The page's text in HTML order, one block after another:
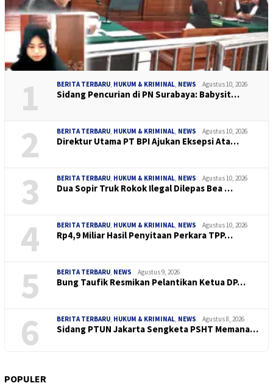
1 BERITA TERBARU, HUKUM & KRIMINAL, NEWS Agustus 10, 2026
Sidang Pencurian di PN Surabaya: Babysit…
2 BERITA TERBARU, HUKUM & KRIMINAL, NEWS Agustus 10, 2026
Direktur Utama PT BPI Ajukan Eksepsi Ata…
3 BERITA TERBARU, HUKUM & KRIMINAL, NEWS Agustus 10, 2026
Dua Sopir Truk Rokok Ilegal Dilepas Bea …
4 BERITA TERBARU, HUKUM & KRIMINAL, NEWS Agustus 10, 2026
Rp4,9 Miliar Hasil Penyitaan Perkara TPP…
5 BERITA TERBARU, NEWS Agustus 9, 2026
Bung Taufik Resmikan Pelantikan Ketua DP…
6 BERITA TERBARU, HUKUM & KRIMINAL, NEWS Agustus 8, 2026
Sidang PTUN Jakarta Sengketa PSHT Memana…
POPULER